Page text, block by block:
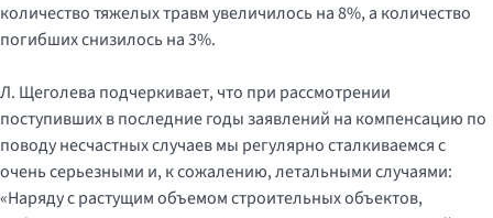
количество тяжелых травм увеличилось на 8%, а количество
погибших снизилось на 3%.
Л. Щеголева подчеркивает, что при рассмотрении
поступивших в последние годы заявлений на компенсацию по
поводу несчастных случаев мы регулярно сталкиваемся с
очень серьезными и, к сожалению, летальными случаями:
«Наряду с растущим объемом строительных объектов,